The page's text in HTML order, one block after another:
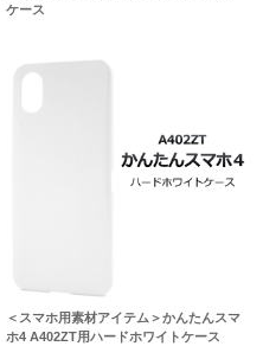
ケース
＜スマホ用素材アイテム＞かんたんスマ
ホ4 A402ZT用ハードホワイトケース